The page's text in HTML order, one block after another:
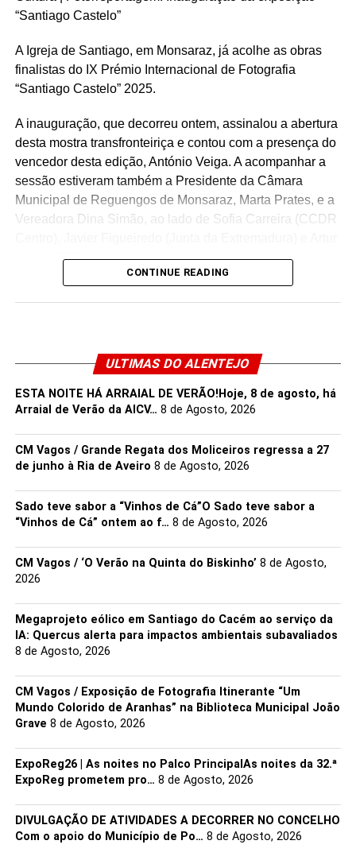
“Santiago Castelo”
A Igreja de Santiago, em Monsaraz, já acolhe as obras
finalistas do IX Prémio Internacional de Fotografia
“Santiago Castelo” 2025.
A inauguração, que decorreu ontem, assinalou a abertura
desta mostra transfronteiriça e contou com a presença do
vencedor desta edição, António Veiga. A acompanhar a
sessão estiveram também a Presidente da Câmara
Municipal de Reguengos de Monsaraz, Marta Prates, e a
Vereadora Dina Simão, ao lado de Sofia Carreira (CCDR
Alves (CCDR Alentejo).
Facebook
Mastodon
EmailShare
CONTINUE READING
ULTIMAS DO ALENTEJO
ESTA NOITE HÁ ARRAIAL DE VERÃO!Hoje, 8 de agosto, há
Arraial de Verão da AICV… 8 de Agosto, 2026
CM Vagos / Grande Regata dos Moliceiros regressa a 27
de junho à Ria de Aveiro 8 de Agosto, 2026
Sado teve sabor a “Vinhos de Cá”O Sado teve sabor a
“Vinhos de Cá” ontem ao f… 8 de Agosto, 2026
CM Vagos / ‘O Verão na Quinta do Biskinho’ 8 de Agosto,
2026
Megaprojeto eólico em Santiago do Cacém ao serviço da
IA: Quercus alerta para impactos ambientais subavaliados
8 de Agosto, 2026
CM Vagos / Exposição de Fotografia Itinerante “Um
Mundo Colorido de Aranhas” na Biblioteca Municipal João
Grave 8 de Agosto, 2026
ExpoReg26 | As noites no Palco PrincipalAs noites da 32.ª
ExpoReg prometem pro… 8 de Agosto, 2026
DIVULGAÇÃO DE ATIVIDADES A DECORRER NO CONCELHO
Com o apoio do Município de Po… 8 de Agosto, 2026